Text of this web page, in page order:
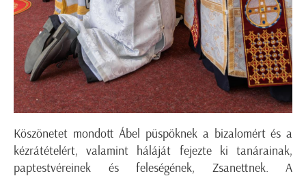
Köszönetet mondott Ábel püspöknek a bizalomért és a
kézrátételért, valamint háláját fejezte ki tanárainak,
paptestvéreinek és feleségének, Zsanettnek. A